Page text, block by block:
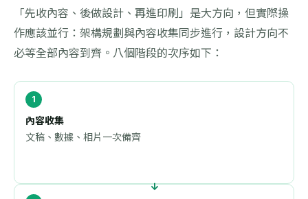
「先收內容、後做設計、再進印刷」是大方向，但實際操
作應該並行：架構規劃與內容收集同步進行，設計方向不
必等全部內容到齊。八個階段的次序如下：
內容收集
文稿、數據、相片一次備齊